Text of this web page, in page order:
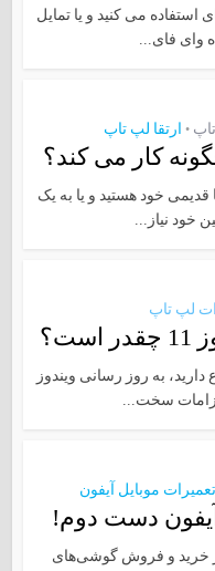
استفاده می کنید و یا تمایل
وای فای...
ارتقا لپ تاپ •
کار می کند؟
قدیمی خود هستید و یا به یک
خود نیاز...
لپ تاپ
به روز رسانی ویندوز
تعمیرات موبایل آیفون
خرید و فروش گوشی‌های